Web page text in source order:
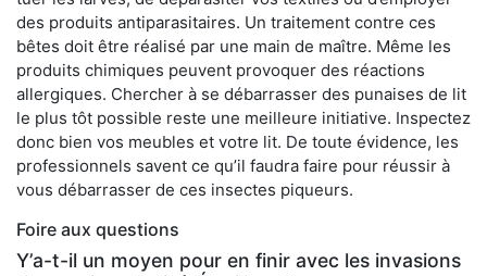
des produits antiparasitaires. Un traitement contre ces
bêtes doit être réalisé par une main de maître. Même les
produits chimiques peuvent provoquer des réactions
allergiques. Chercher à se débarrasser des punaises de lit
le plus tôt possible reste une meilleure initiative. Inspectez
donc bien vos meubles et votre lit. De toute évidence, les
professionnels savent ce qu’il faudra faire pour réussir à
vous débarrasser de ces insectes piqueurs.
Foire aux questions
Y’a-t-il un moyen pour en finir avec les invasions